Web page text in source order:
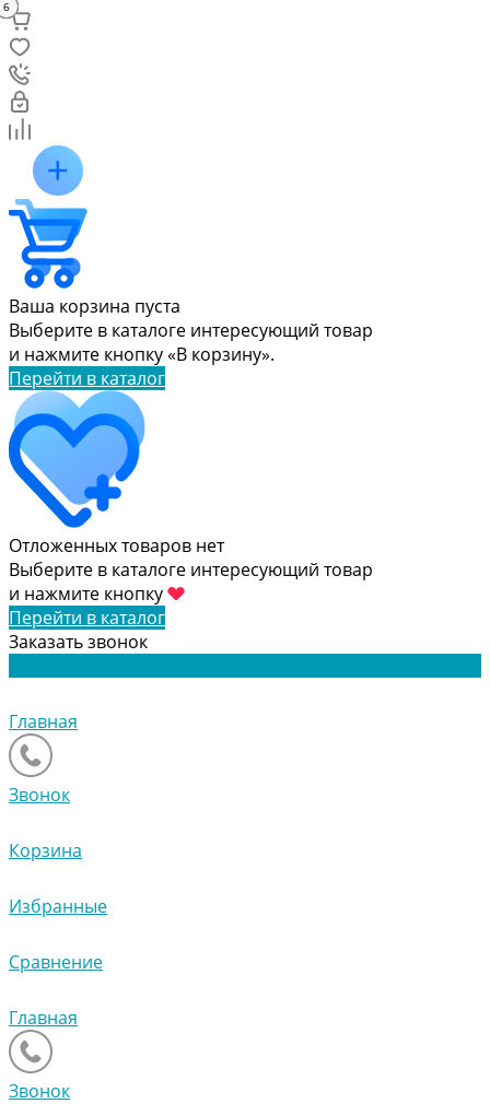
Ваша корзина пуста
Выберите в каталоге интересующий товар
и нажмите кнопку «В корзину».
Перейти в каталог
Отложенных товаров нет
Выберите в каталоге интересующий товар
и нажмите кнопку
Перейти в каталог
Заказать звонок
Главная
Звонок
Корзина
Избранные
Сравнение
Главная
Звонок
2
2
7
1
4
5
3
6